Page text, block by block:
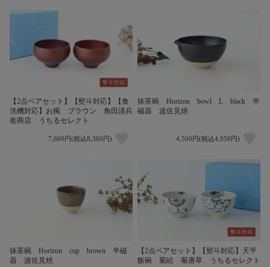
【2点ペアセット】【熨斗対応】【食
洗機対応】お椀 ブラウン 角田清兵
衛商店 うちるセレクト
7,600円(税込8,360円)
抹茶碗 Horizon bowl L black 半
磁器 波佐見焼
4,500円(税込4,950円)
抹茶碗 Horizon cup brown 半磁
器 波佐見焼
【2点ペアセット】【熨斗対応】天平
飯碗 菊絵 菊唐草 うちるセレクト